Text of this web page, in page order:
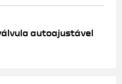
autoajustável